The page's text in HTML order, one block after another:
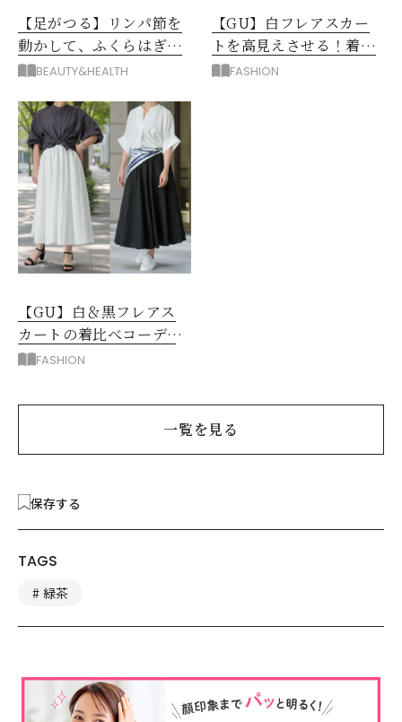
【足がつる】リンパ節を
動かして、ふくらはぎの
むくみ、こむら返りを解
BEAUTY&HEALTH
【GU】白フレアスカー
トを高見えさせる！着映
えトップス＆羽織り3選
FASHION
【GU】白＆黒フレアス
カートの着比べコーデ6
選！同じトップスがこん
FASHION
一覧を見る
保存する
TAGS
緑茶